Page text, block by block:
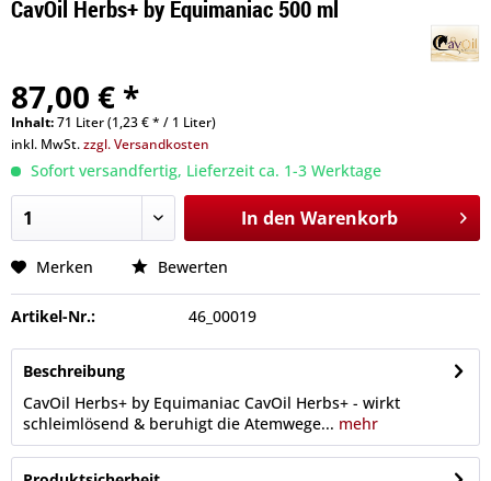
CavOil Herbs+ by Equimaniac 500 ml
87,00 € *
Inhalt:71 Liter (1,23 € * / 1 Liter)
inkl. MwSt.zzgl. Versandkosten
Sofort versandfertig, Lieferzeit ca. 1-3 Werktage
In den Warenkorb
Merken Bewerten
Artikel-Nr.: 46_00019
Beschreibung
CavOil Herbs+ by Equimaniac CavOil Herbs+ - wirkt
schleimlösend & beruhigt die Atemwege... mehr